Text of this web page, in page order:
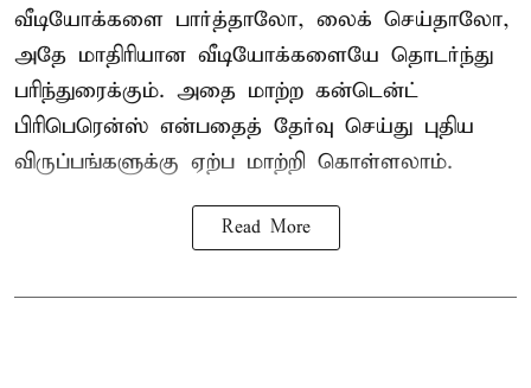
வீடியோக்களை பார்த்தாலோ, லைக் செய்தாலோ,
அதே மாதிரியான வீடியோக்களையே தொடர்ந்து
பரிந்துரைக்கும். அதை மாற்ற கன்டென்ட்
பிரிபெரென்ஸ் என்பதைத் தேர்வு செய்து புதிய
விருப்பங்களுக்கு ஏற்ப மாற்றி கொள்ளலாம்.
Read More